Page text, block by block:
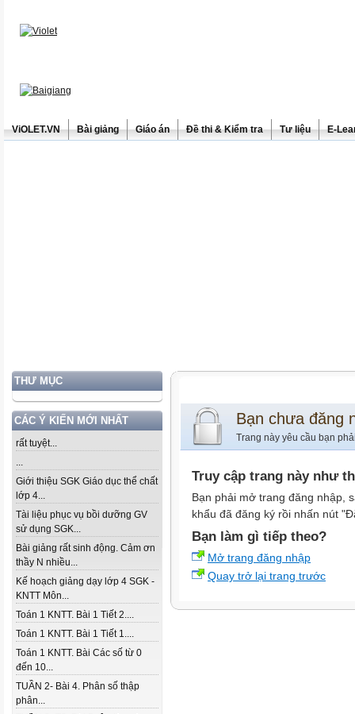
ViOLET.VN Bài giảng Giáo án Đề thi & Kiểm tra Tư liệu E-
THƯ MỤC
CÁC Ý KIẾN MỚI NHẤT
rất tuyệt...
...
Giới thiệu SGK Giáo dục thể chất
lớp 4...
Tài liệu phục vụ bồi dưỡng GV
sử dụng SGK...
Bài giảng rất sinh động. Cảm ơn
thầy N nhiều...
Kế hoạch giảng dạy lớp 4 SGK -
KNTT Môn...
Toán 1 KNTT. Bài 1 Tiết 2....
Toán 1 KNTT. Bài 1 Tiết 1....
Toán 1 KNTT. Bài Các số từ 0
đến 10...
TUẦN 2- Bài 4. Phân số thập
phân...
Bạn chưa đăng
Trang này yêu cầu bạn
Truy cập trang này như
Bạn phải mở trang đăng nhập,
khẩu đã đăng ký rồi nhấn nút
Bạn làm gì tiếp theo?
Mở trang đăng nhập
Quay trở lại trang trước